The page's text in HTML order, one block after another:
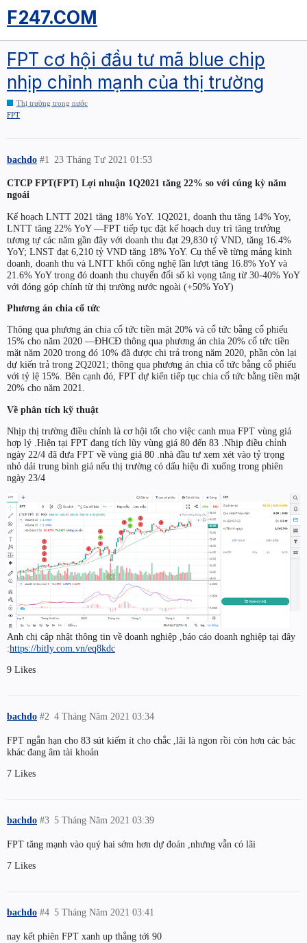
F247.COM
FPT cơ hội đầu tư mã blue chip
nhịp chỉnh mạnh của thị trường
Thị trường trong nước
FPT
bachdo 23 Tháng Tư 2021 01:53
#1
CTCP FPT(FPT) Lợi nhuận 1Q2021 tăng 22% so với cúng kỳ năm
ngoái
Kế hoạch LNTT 2021 tăng 18% YoY. 1Q2021, doanh thu tăng 14% Yoy,
LNTT tăng 22% YoY —FPT tiếp tục đặt kế hoạch duy trì tăng trưởng
tương tự các năm gần đây với doanh thu đạt 29,830 tỷ VND, tăng 16.4%
YoY; LNST đạt 6,210 tỷ VND tăng 18% YoY. Cụ thể về từng mảng kinh
doanh, doanh thu và LNTT khối công nghệ lần lượt tăng 16.8% YoY và
21.6% YoY trong đó doanh thu chuyển đổi số kì vọng tăng từ 30-40% YoY
với đóng góp chính từ thị trường nước ngoài (+50% YoY)
Phương án chia cổ tức
Thông qua phương án chia cổ tức tiền mặt 20% và cổ tức bằng cổ phiếu
15% cho năm 2020 —ĐHCĐ thông qua phương án chia 20% cổ tức tiền
mặt năm 2020 trong đó 10% đã được chi trả trong năm 2020, phần còn lại
dự kiến trả trong 2Q2021; thông qua phương án chia cổ tức bằng cổ phiếu
với tỷ lệ 15%. Bên cạnh đó, FPT dự kiến tiếp tục chia cổ tức bằng tiền mặt
20% cho năm 2021.
Về phân tích kỹ thuật
Nhịp thị trường điều chỉnh là cơ hội tốt cho việc canh mua FPT vùng giá
hợp lý .Hiện tại FPT đang tích lũy vùng giá 80 đến 83 .Nhịp điều chỉnh
ngày 22/4 đã đưa FPT về vùng giá 80 .nhà đầu tư xem xét vào tỷ trọng
nhỏ dải trung bình giá nếu thị trường có dấu hiệu đi xuống trong phiên
ngày 23/4
Anh chị cập nhật thông tin về doanh nghiệp ,báo cáo doanh nghiệp tại đây
:https://bitly.com.vn/eq8kdc
9 Likes
bachdo 4 Tháng Năm 2021 03:34
#2
FPT ngắn hạn cho 83 sút kiếm ít cho chắc ,lãi là ngon rồi còn hơn các bác
khác đang âm tài khoản
7 Likes
bachdo 5 Tháng Năm 2021 03:39
#3
FPT tăng mạnh vào quý hai sớm hơn dự đoán ,nhưng vẫn có lãi
7 Likes
bachdo 5 Tháng Năm 2021 03:41
#4
nay kết phiên FPT xanh up thẳng tới 90